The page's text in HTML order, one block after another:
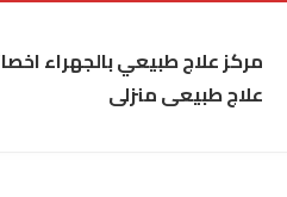
مركز علاج طبيعي بالجهراء
علاج طبيعى منزلى